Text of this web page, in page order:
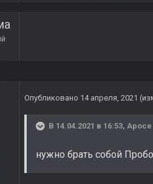
Опубликовано 14 апреля, 2021
В 14.04.2021 в 16:53, Apoce
нужно брать собой